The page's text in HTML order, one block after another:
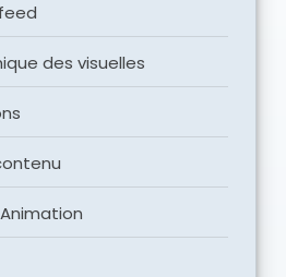
des visuelles